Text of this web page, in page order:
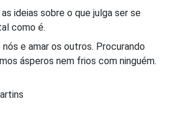
ideias sobre o que julga ser se
como é.
e amar os outros. Procurando
ásperos nem frios com ninguém.